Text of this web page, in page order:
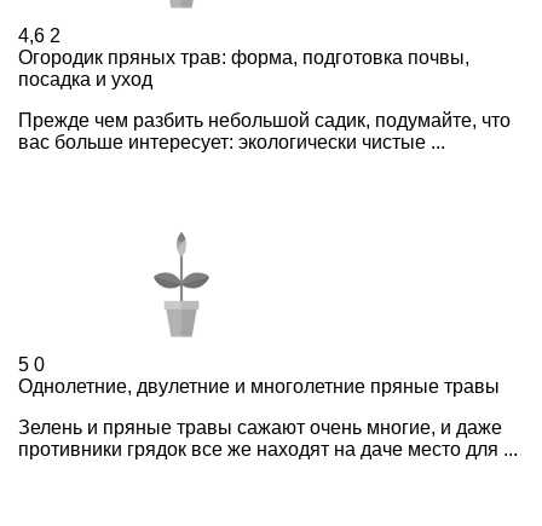
4,6 2
Огородик пряных трав: форма, подготовка почвы,
посадка и уход
Прежде чем разбить небольшой садик, подумайте, что
вас больше интересует: экологически чистые ...
5 0
Однолетние, двулетние и многолетние пряные травы
Зелень и пряные травы сажают очень многие, и даже
противники грядок все же находят на даче место для ...